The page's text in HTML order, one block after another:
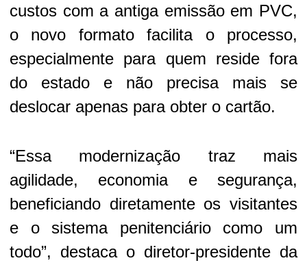
custos com a antiga emissão em PVC,
o novo formato facilita o processo,
especialmente para quem reside fora
do estado e não precisa mais se
deslocar apenas para obter o cartão.
“Essa modernização traz mais
agilidade, economia e segurança,
beneficiando diretamente os visitantes
e o sistema penitenciário como um
todo”, destaca o diretor-presidente da